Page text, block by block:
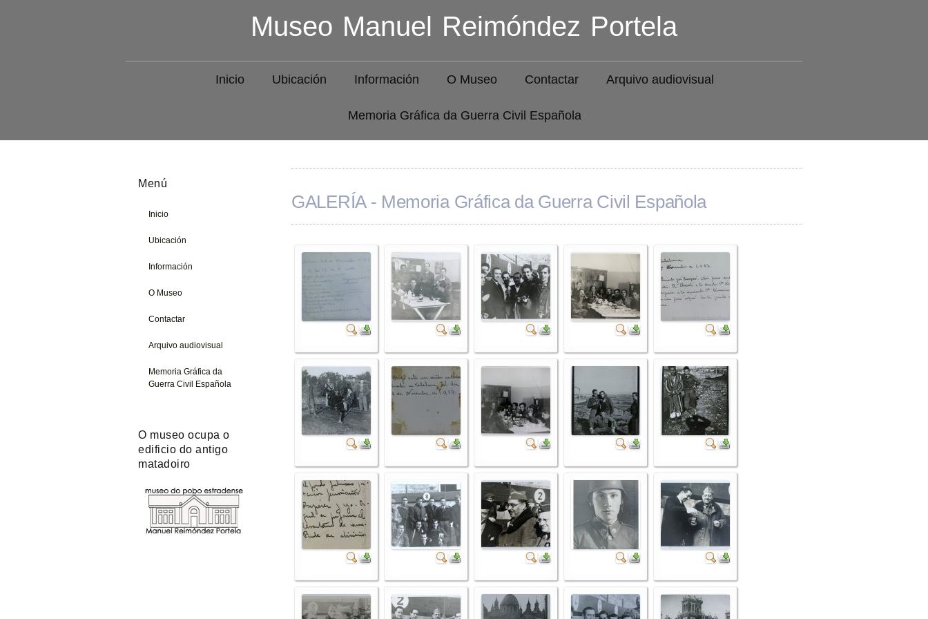
Museo Manuel Reimóndez Portela
Inicio Ubicación Información O Museo Contactar Arquivo audiovisual
Memoria Gráfica da Guerra Civil Española
Menú
Inicio
Ubicación
Información
O Museo
Contactar
Arquivo audiovisual
Memoria Gráfica da
Guerra Civil Española
O museo ocupa o
edificio do antigo
matadoiro
GALERÍA - Memoria Gráfica da Guerra Civil Española